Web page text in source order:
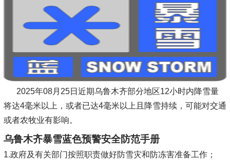
2025年08月25日近期乌鲁木齐部分地区12小时内降雪量
将达4毫米以上，或者已达4毫米以上且降雪持续，可能对交通
或者农牧业有影响。
乌鲁木齐暴雪蓝色预警安全防范手册
1.政府及有关部门按照职责做好防雪灾和防冻害准备工作；